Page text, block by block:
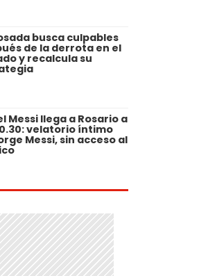
busca culpables
de la derrota en el
y recalcula su
Messi llega a Rosario a
velatorio íntimo
Messi, sin acceso al